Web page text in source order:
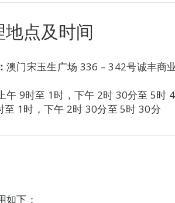
地点及时间
澳门宋玉生广场 336 – 342号诚丰商
午 9时至 1时，下午 2时 30分至 5时
至 1时，下午 2时 30分至 5时 30分
如下：